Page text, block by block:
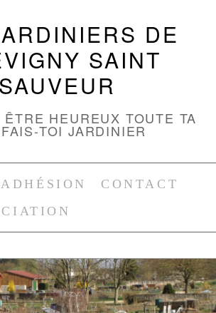
DE
SAINT
SAUVEUR
HEUREUX TOUTE TA
TOI JARDINIER
ADHÉSION
CONTACT